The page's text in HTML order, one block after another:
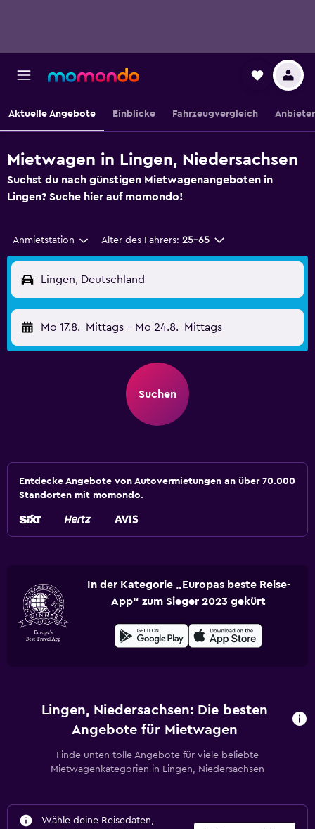
Aktuelle Angebote Einblicke Fahrzeugvergleich
Mietwagen in Lingen, Niedersachsen
Suchst du nach günstigen Mietwagenangeboten in
Lingen? Suche hier auf momondo!
Anmietstation Alter des Fahrers: 25-65
Lingen, Deutschland
Mo 17.8. Mittags - Mo 24.8. Mittags
Suchen
Entdecke Angebote von Autovermietungen an über 70.000
Standorten mit momondo.
In der Kategorie „Europas beste Reise-
App“ zum Sieger 2023 gekürt
Lingen, Niedersachsen: Die besten
Angebote für Mietwagen
Finde unten tolle Angebote für viele beliebte
Mietwagenkategorien in Lingen, Niedersachsen
Wähle deine Reisedaten,